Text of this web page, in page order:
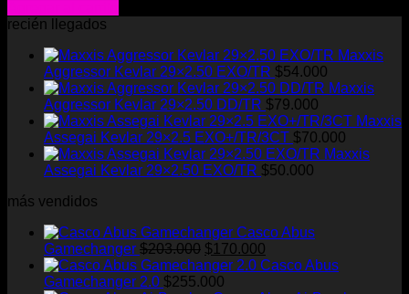
recién llegados
Maxxis
Aggressor Kevlar 29×2.50 EXO/TR $54.000
Maxxis
Aggressor Kevlar 29×2.50 DD/TR $79.000
Maxxis
Assegai Kevlar 29×2.5 EXO+/TR/3CT $70.000
Maxxis
Assegai Kevlar 29×2.50 EXO/TR $50.000
más vendidos
Casco Abus
Gamechanger $203.000 El
precio
original
$170.000
precio
Casco Abus
Gamechanger 2.0 $255.000